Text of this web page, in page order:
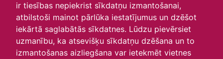
ir tiesības nepiekrist sīkdatņu izmantošanai,
atbilstoši mainot pārlūka iestatījumus un dzēšot
iekārtā saglabātās sīkdatnes. Lūdzu pievērsiet
uzmanību, ka atsevišķu sīkdatņu dzēšana un to
izmantošanas aizliegšana var ietekmēt vietnes